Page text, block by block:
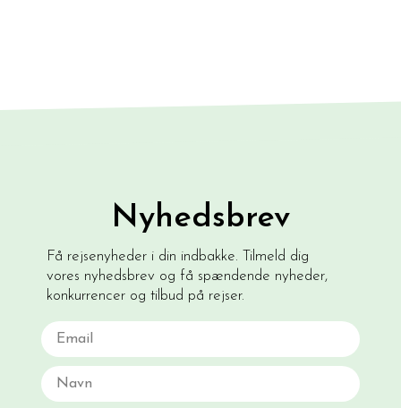
Nyhedsbrev
Få rejsenyheder i din indbakke. Tilmeld dig
vores nyhedsbrev og få spændende nyheder,
konkurrencer og tilbud på rejser.
Email
Navn